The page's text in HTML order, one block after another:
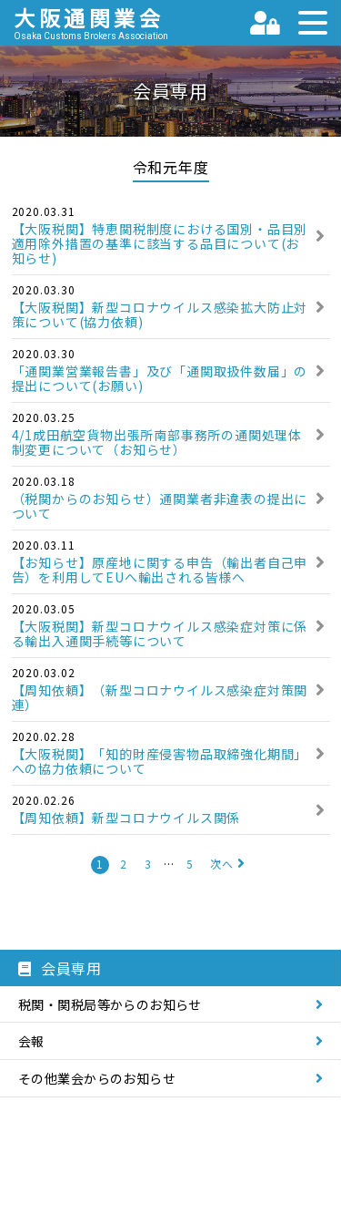
大阪通関業会
Osaka Customs Brokers Association
会員専用
令和元年度
2020.03.31
【大阪税関】特恵関税制度における国別・品目別
適用除外措置の基準に該当する品目について(お
知らせ)
2020.03.30
【大阪税関】新型コロナウイルス感染拡大防止対
策について(協力依頼)
2020.03.30
「通関業営業報告書」及び「通関取扱件数届」の
提出について(お願い)
2020.03.25
4/1成田航空貨物出張所南部事務所の通関処理体
制変更について（お知らせ）
2020.03.18
（税関からのお知らせ）通関業者非違表の提出に
ついて
2020.03.11
【お知らせ】原産地に関する申告（輸出者自己申
告）を利用してEUへ輸出される皆様へ
2020.03.05
【大阪税関】新型コロナウイルス感染症対策に係
る輸出入通関手続等について
2020.03.02
【周知依頼】（新型コロナウイルス感染症対策関
連）
2020.02.28
【大阪税関】「知的財産侵害物品取締強化期間」
への協力依頼について
2020.02.26
【周知依頼】新型コロナウイルス関係
1 2 3 … 5 次へ
会員専用
税関・関税局等からのお知らせ
令和7年度
令和6年度
会報
その他業会からのお知らせ